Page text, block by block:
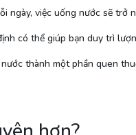
ngày, việc uống nước sẽ trở
có thể giúp bạn duy trì
thành một phần quen